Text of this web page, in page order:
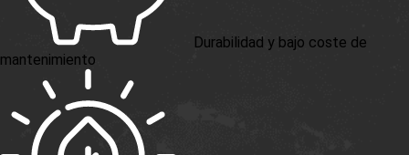
Durabilidad y bajo coste de
mantenimiento